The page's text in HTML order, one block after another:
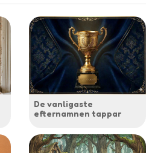
De vanligaste
efternamnen tappar